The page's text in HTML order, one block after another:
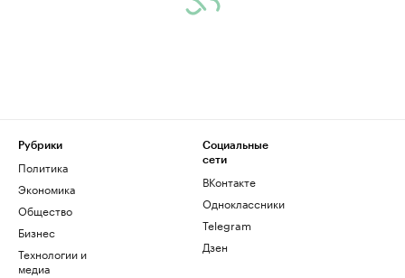
Рубрики
Политика
Экономика
Общество
Бизнес
Технологии и
медиа
Социальные
сети
ВКонтакте
Одноклассники
Telegram
Дзен